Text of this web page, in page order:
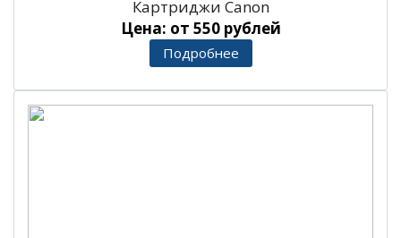
Картриджи Canon
Цена: от 550 рублей
Подробнее